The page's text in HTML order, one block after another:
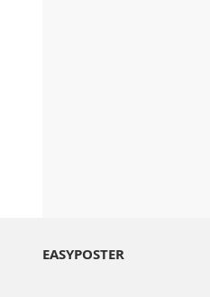
EASYPOSTER